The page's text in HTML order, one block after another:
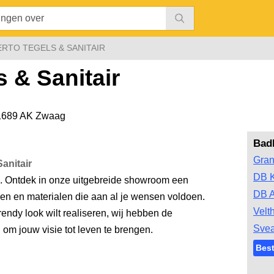
TEGELS & SANITAIR
& Sanitair
AK Zwaag
DB
DB
Ontdek in onze uitgebreide showroom een
en materialen die aan al je wensen voldoen.
look wilt realiseren, wij hebben de
jouw visie tot leven te brengen.